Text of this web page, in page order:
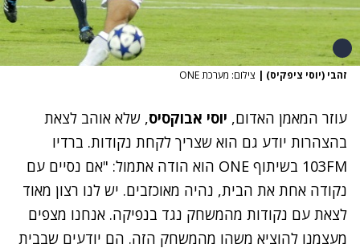
זהבי (יוסי ציפקיס) | צילום: מערכת ONE
עוזר המאמן האדום, יוסי אבוקסיס, שלא אוהב לצאת
בהצהרות יודע גם הוא שצריך לקחת נקודות. ברדיו
103FM בשיתוף ONE הוא הודה אתמול: "אם נסיים עם
נקודה אחת את הבית, נהיה מאוכזבים. יש לנו רצון מאוד
לצאת עם נקודות מהמשחק נגד בנפיקה. אנחנו מצפים
מעצמנו להוציא משהו מהמשחק הזה. הם יודעים שבבית